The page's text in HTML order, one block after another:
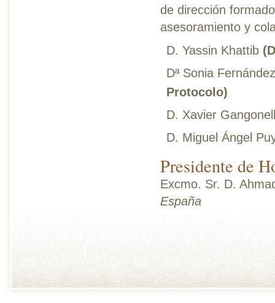
de dirección
asesoramiento y
D. Yassin Khattib
Dª Sonia
Protocolo)
D. Xavier
D. Miguel Ángel
Presidente de
Excmo. Sr. D.
España